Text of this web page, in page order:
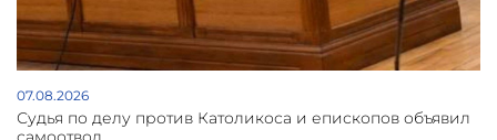
07.08.2026
Судья по делу против Католикоса и епископов объявил